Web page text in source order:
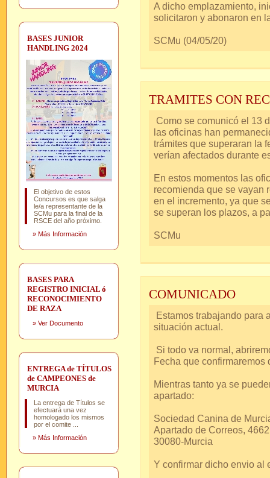
BASES JUNIOR
HANDLING 2024
El objetivo de estos
Concursos es que salga
le/a representante de la
SCMu para la final de la
RSCE del año próximo.
» Más Información
BASES PARA
REGISTRO INICIAL ó
RECONOCIMIENTO
DE RAZA
» Ver Documento
ENTREGA de TÍTULOS
de CAMPEONES de
MURCIA
La entrega de Títulos se
efectuará una vez
homologado los mismos
por el comite ...
» Más Información
A dicho emplazamiento,
solicitaron y abonaron en
SCMu (04/05/20)
TRAMITES CON
Como se comunicó el 13
las oficinas han
trámites que superaran la
verían afectados durante
En estos momentos las
recomienda que se vayan
en el incremento, ya que
se superan los plazos, a
SCMu
COMUNICADO
Estamos trabajando para
situación actual.
Si todo va normal,
Fecha que confirmaremos
Mientras tanto ya se
apartado:
Sociedad
Apartado
30080-Murcia
Y confirmar dicho envio al